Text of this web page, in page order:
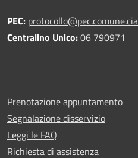
PEC:
Centralino Unico:06 790971
Prenotazione appuntamento
Segnalazione disservizio
Leggi le FAQ
Richiesta di assistenza